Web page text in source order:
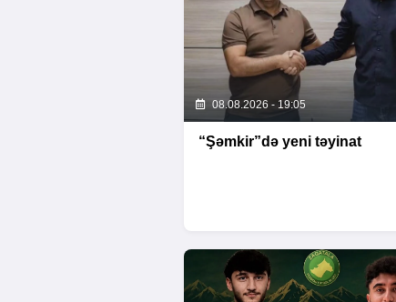
08.08.2026 - 19:05
“Şəmkir”də yeni təyinat